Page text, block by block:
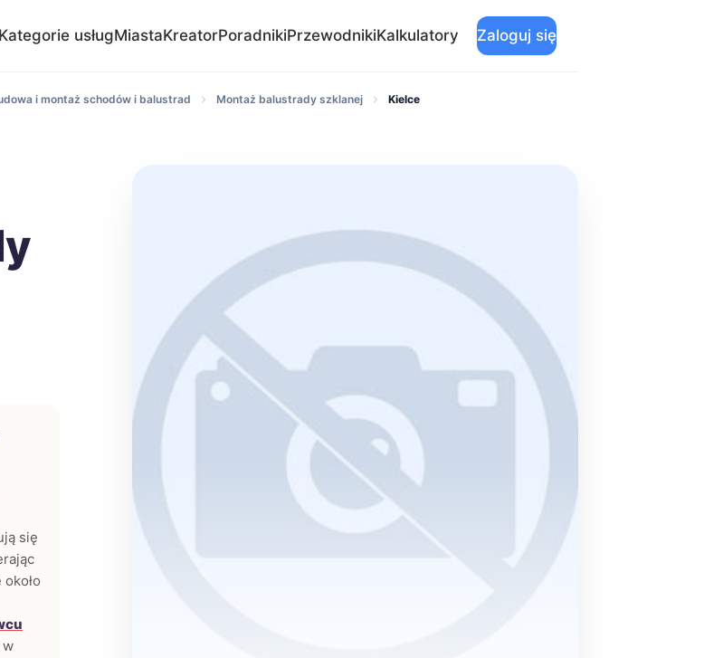
Kategorie usługMiastaKreatorPoradnikiPrzewodnikiKalkulatory Zaloguj się
i montaż schodów i balustrad Montaż balustrady szklanej Kielce
się
w